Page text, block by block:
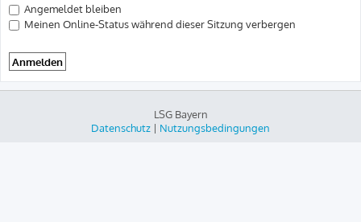
Angemeldet bleiben
Meinen Online-Status während dieser Sitzung verbergen
LSG Bayern
Datenschutz | Nutzungsbedingungen